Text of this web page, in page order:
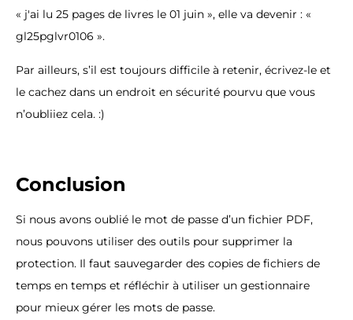
« j'ai lu 25 pages de livres le 01 juin », elle va devenir : «
gl25pglvr0106 ».
Par ailleurs, s’il est toujours difficile à retenir, écrivez-le et
le cachez dans un endroit en sécurité pourvu que vous
n’oubliiez cela. :)
Conclusion
Si nous avons oublié le mot de passe d’un fichier PDF,
nous pouvons utiliser des outils pour supprimer la
protection. Il faut sauvegarder des copies de fichiers de
temps en temps et réfléchir à utiliser un gestionnaire
pour mieux gérer les mots de passe.